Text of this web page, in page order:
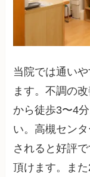
当院では通い
ます。不調の
から徒歩3〜4
い。高槻セン
されると好評
頂けます。ま